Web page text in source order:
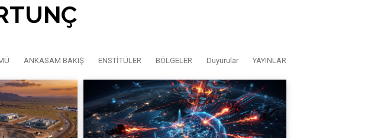
ANKASAM BAKIŞ ENSTİTÜLER BÖLGELER Duyurular YAYINLAR